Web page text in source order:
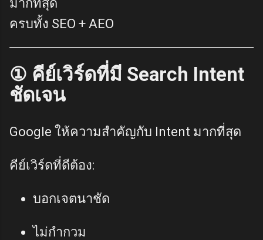
มากที่สุด
ครบทั้ง SEO + AEO
① คีย์เวิร์ดที่มี Search Intent
ชัดเจน
Google ให้ความสำคัญกับ Intent มากที่สุด
คีย์เวิร์ดที่ดีต้อง:
บอกเจตนาชัด
ไม่กำกวม